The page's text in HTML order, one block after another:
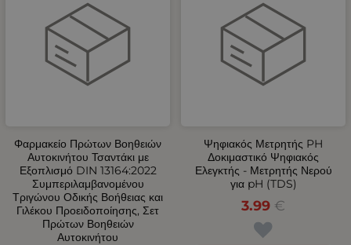
Φαρμακείο Πρώτων Βοηθειών
Αυτοκινήτου Τσαντάκι με
Εξοπλισμό DIN 13164:2022
Συμπεριλαμβανομένου
Τριγώνου Οδικής Βοήθειας και
Γιλέκου Προειδοποίησης, Σετ
Πρώτων Βοηθειών
Αυτοκινήτου
Ψηφιακός Μετρητής PH
Δοκιμαστικό Ψηφιακός
Ελεγκτής - Μετρητής Νερού
για pH (TDS)
3.99 €